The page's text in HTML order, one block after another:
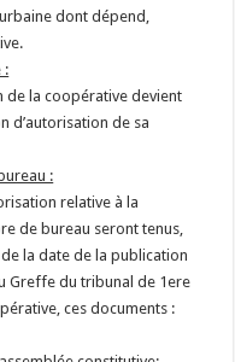
dont dépend,
:
de la coopérative devient
d’autorisation de sa
:
relative à la
de bureau seront tenus,
la date de la publication
Greffe du tribunal de 1ere
ces documents :